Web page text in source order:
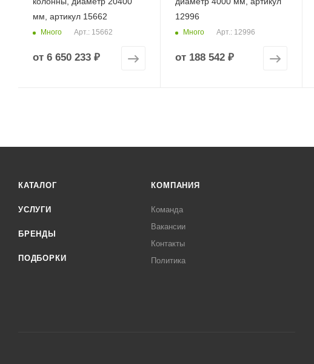
мм, артикул 15662
Много Арт.: 15662
от 6 650 233 ₽
12996
Много Арт.: 12996
от 188 542 ₽
КАТАЛОГ
УСЛУГИ
БРЕНДЫ
ПОДБОРКИ
КОМПАНИЯ
Команда
Вакансии
Контакты
Политика